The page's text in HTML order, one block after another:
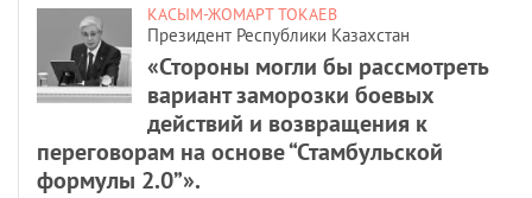
КАСЫМ-ЖОМАРТ ТОКАЕВ
Президент Республики Казахстан
«Стороны могли бы рассмотреть
вариант заморозки боевых
действий и возвращения к
переговорам на основе “Стамбульской
формулы 2.0”».